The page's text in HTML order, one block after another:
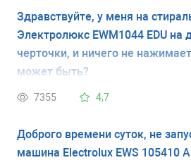
Здравствуйте, у меня на
Электролюкс EWM1044 EDU на
черточки, и ничего не
может быть?
7355 4,7
Доброго времени суток, не
машина Electrolux EWS 105410